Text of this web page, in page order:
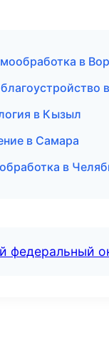
в
в Кызыл
в Самара
в
федеральный